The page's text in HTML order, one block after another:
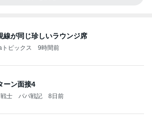
線が同じ珍しいラウンジ席
ピックス 9時間前
ーン面接4
戦士 パパ戦記 8日前